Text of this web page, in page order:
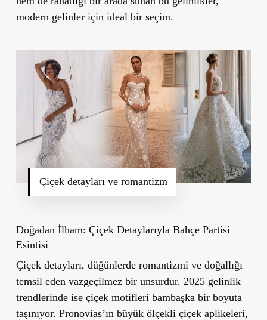
modern gelinler için ideal bir seçim.
Çiçek detayları ve romantizm
Doğadan İlham: Çiçek Detaylarıyla Bahçe Partisi
Esintisi
Çiçek detayları, düğünlerde romantizmi ve doğallığı
temsil eden vazgeçilmez bir unsurdur. 2025 gelinlik
trendlerinde ise çiçek motifleri bambaşka bir boyuta
taşınıyor. Pronovias’ın büyük ölçekli çiçek aplikeleri,